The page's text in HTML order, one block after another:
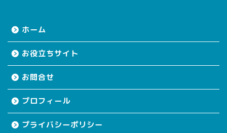
ホーム
お役立ちサイト
お問合せ
プロフィール
プライバシーポリシー